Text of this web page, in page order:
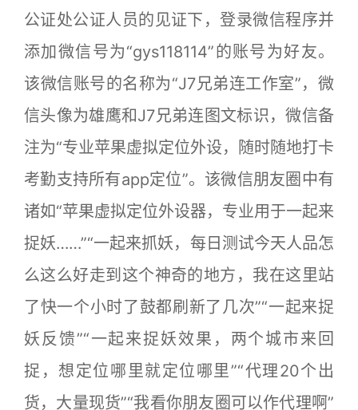
公证处公证人员的见证下，登录微信程序并
添加微信号为“gys118114”的账号为好友。
该微信账号的名称为“J7兄弟连工作室”，微
信头像为雄鹰和J7兄弟连图文标识，微信备
注为“专业苹果虚拟定位外设，随时随地打卡
考勤支持所有app定位”。该微信朋友圈中有
诸如“苹果虚拟定位外设器，专业用于一起来
捉妖……”“一起来抓妖，每日测试今天人品怎
么这么好走到这个神奇的地方，我在这里站
了快一个小时了鼓都刷新了几次”“一起来捉
妖反馈”“一起来捉妖效果，两个城市来回
捉，想定位哪里就定位哪里”“代理20个出
货，大量现货”“我看你朋友圈可以作代理啊”